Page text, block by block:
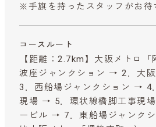
※手旗を持ったスタッフがお待
コースルート
【距離：2.7km】大阪メトロ
波座ジャンクション → 2．大
3．西船場ジャンクション → 4
現場 → 5．環状線橋脚工事現
ービル → 7．東船場ジャンク